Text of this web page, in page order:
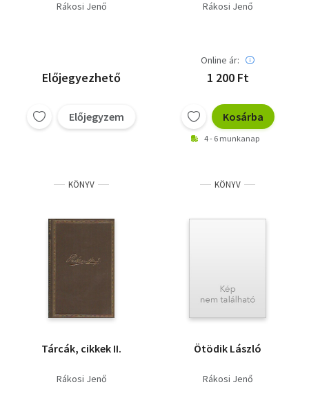
Rákosi Jenő
Előjegyezhető
Előjegyzem
három felvonásban )
Rákosi Jenő
Online ár:
1 200 Ft
Kosárba
4 - 6 munkanap
KÖNYV
Tárcák, cikkek II.
Rákosi Jenő
KÖNYV
Ötödik László
Rákosi Jenő